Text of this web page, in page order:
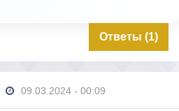
Ответы (1)
09.03.2024 - 00:09